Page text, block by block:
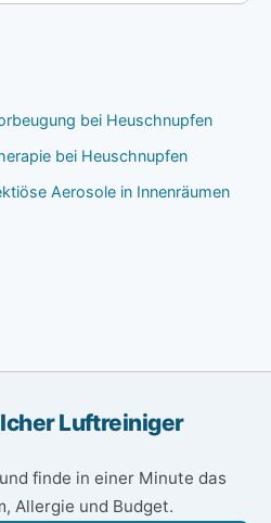
bei Heuschnupfen
bei Heuschnupfen
Aerosole in Innenräumen
Luftreiniger
finde in einer Minute das
Allergie und Budget.